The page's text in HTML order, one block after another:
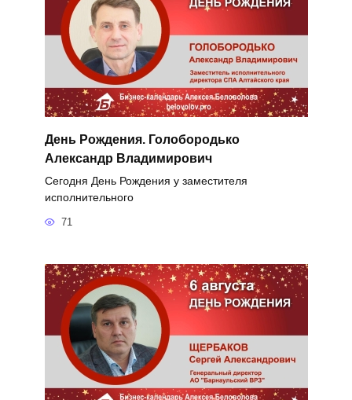
День Рождения. Голобородько
Александр Владимирович
Сегодня День Рождения у заместителя
исполнительного
71